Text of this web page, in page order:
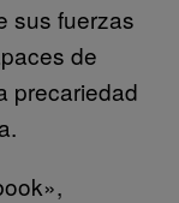
sus fuerzas
de
precariedad